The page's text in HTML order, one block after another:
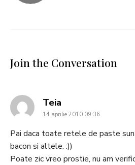
Join the Conversation
Teia
14 aprilie 2010 09:36
Pai daca toate retele de paste
bacon si altele. :))
Poate zic vreo prostie, nu am